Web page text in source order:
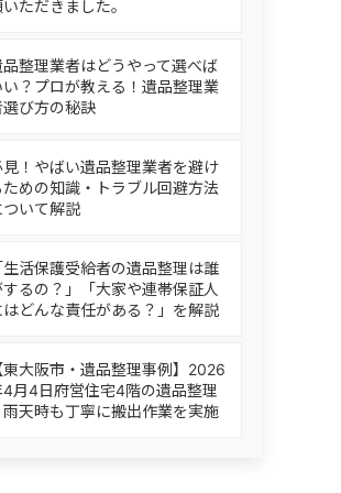
ただきました。
品整理業者はどうやって選べば
い？プロが教える！遺品整理業
選び方の秘訣
見！やばい遺品整理業者を避け
ための知識・トラブル回避方法
ついて解説
生活保護受給者の遺品整理は誰
するの？」「大家や連帯保証人
はどんな責任がある？」を解説
東大阪市・遺品整理事例】2026
4月4日府営住宅4階の遺品整理
雨天時も丁寧に搬出作業を実施